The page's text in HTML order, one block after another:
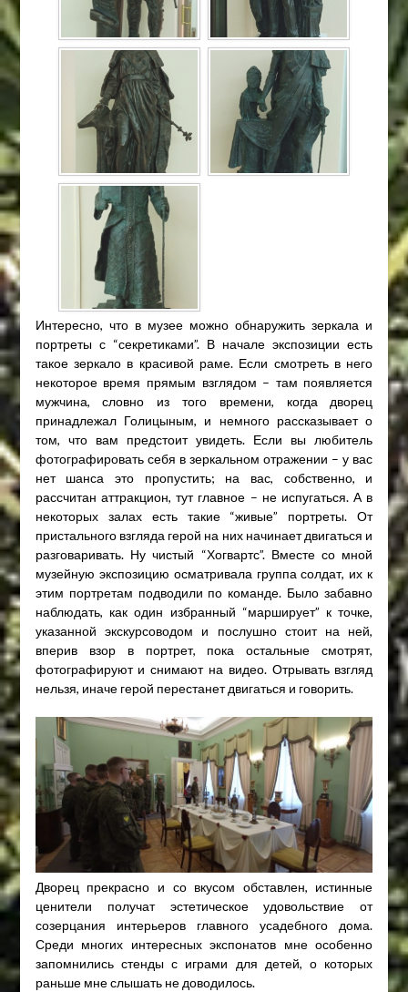
Интересно, что в музее можно обнаружить зеркала и
портреты с “секретиками”. В начале экспозиции есть
такое зеркало в красивой раме. Если смотреть в него
некоторое время прямым взглядом – там появляется
мужчина, словно из того времени, когда дворец
принадлежал Голицыным, и немного рассказывает о
том, что вам предстоит увидеть. Если вы любитель
фотографировать себя в зеркальном отражении – у вас
нет шанса это пропустить; на вас, собственно, и
рассчитан аттракцион, тут главное – не испугаться. А в
некоторых залах есть такие “живые” портреты. От
пристального взгляда герой на них начинает двигаться и
разговаривать. Ну чистый “Хогвартс”. Вместе со мной
музейную экспозицию осматривала группа солдат, их к
этим портретам подводили по команде. Было забавно
наблюдать, как один избранный “марширует” к точке,
указанной экскурсоводом и послушно стоит на ней,
вперив взор в портрет, пока остальные смотрят,
фотографируют и снимают на видео. Отрывать взгляд
нельзя, иначе герой перестанет двигаться и говорить.
Дворец прекрасно и со вкусом обставлен, истинные
ценители получат эстетическое удовольствие от
созерцания интерьеров главного усадебного дома.
Среди многих интересных экспонатов мне особенно
запомнились стенды с играми для детей, о которых
раньше мне слышать не доводилось.